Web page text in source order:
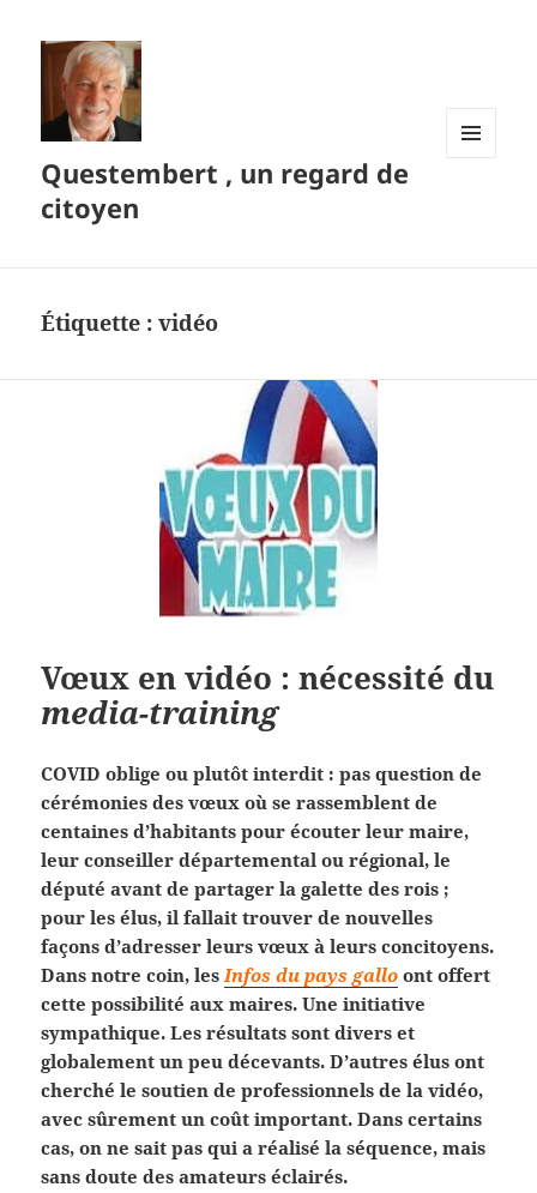
Questembert , un regard de
citoyen
Étiquette :vidéo
Vœux en vidéo : nécessité du
media-training
COVID oblige ou plutôt interdit : pas question de
cérémonies des vœux où se rassemblent de
centaines d’habitants pour écouter leur maire,
leur conseiller départemental ou régional, le
député avant de partager la galette des rois ;
pour les élus, il fallait trouver de nouvelles
façons d’adresser leurs vœux à leurs concitoyens.
Dans notre coin, les Infos du pays gallo ont offert
cette possibilité aux maires. Une initiative
sympathique. Les résultats sont divers et
globalement un peu décevants. D’autres élus ont
cherché le soutien de professionnels de la vidéo,
avec sûrement un coût important. Dans certains
cas, on ne sait pas qui a réalisé la séquence, mais
sans doute des amateurs éclairés.